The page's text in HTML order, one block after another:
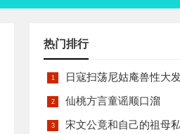
热门排行
日寇扫荡尼姑庵兽性大发，14名尼姑
仙桃方言童谣顺口溜
宋文公竟和自己的祖母私通宋文